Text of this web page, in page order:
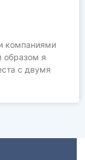
компаниями
образом я
с двумя